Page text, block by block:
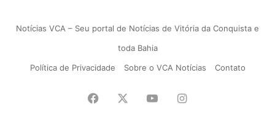
Notícias VCA – Seu portal de Notícias de Vitória da Conquista e
toda Bahia
Política de Privacidade
Sobre o VCA Notícias Contato
Facebook YouTubeInstagram